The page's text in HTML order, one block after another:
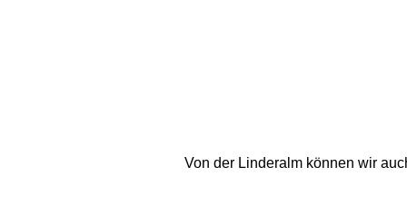
Von der Linderalm können wir